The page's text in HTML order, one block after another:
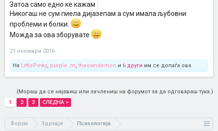
Затоа само едно ке кажам :
Никогаш не сум пиела дијазепам а сум имала љубовни
проблеми и болки.
Можда за ова зборувате
21 ноември 2016
На LittlePinky, purple..m, theowndemon и 6 други им се допаѓа ова.
(Мораш да се најавиш или зачлениш на форумот за да одговараш тука.)
1
2 3 СЛЕДНА >
Форум Здравје Психологија